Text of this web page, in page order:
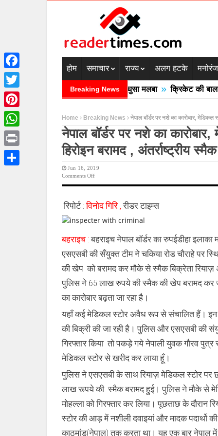
होम समाचार राज्य अलग हटके
Breaking News
बादल फटने से तीन की मौत घरों में घुसा मलबा » क्रिकेट की बाल
Home Breaking News नेपाल बॉर्डर पर नशे का कारोबार, मेडिकल
नेपाल बॉर्डर पर नशे का
हिरोइन बरामद , अंतर्राष्ट्रीय
Jun 16, 2019
Comments OffOn
नशे
कारोबार,
स्टोर
65
रुपये
हिरोइन
,
स्मैक
तस्कर
गिरफ्तार
रिपोर्ट :विनोद गिरि ,रीडर टाइम्स
बहराइच :बहराइच नेपाल बॉर्डर का रुपईडीहा
एसएसबी की सँयुक्त टीम ने चकिया रोड चौराहे पर
की खेप को बरामद कर मौके से स्मैक बिक्रेता
पुलिस ने 65 लाख रुपये की स्मैक की खेप बरामद कर
का कारोबार बढ़ता जा रहा है।
यहाँ कई मेडिकल स्टोर अवैध रूप से संचालित हैं। इन
की बिक्री की जा रही है। पुलिस और एसएसबी की
गिरफ्तार किया तो पकड़े गये नेपाली युवक गौरव
मेडिकल स्टोर से खरीद कर लाया हूँ।
पुलिस ने एसएसबी के साथ रियाज़ मेडिकल स्टोर पर
लाख रूपये की स्मैक बरामद हुई। पुलिस ने मौके से
मोहल्ला को गिरफ्तार कर लिया। पूछताछ के
स्टोर की आड़ में नशीली दवाइयां और मादक पदार्थो
काठमांडू(नेपाल) तक करता था। यह एक बार नेपाल
Facebook
Twitter
Pinterest
WhatsApp
Print